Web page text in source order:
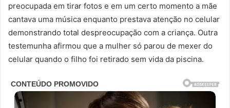
preocupada em tirar fotos e em um certo momento a mãe
cantava uma música enquanto prestava atenção no celular
demonstrando total despreocupação com a criança. Outra
testemunha afirmou que a mulher só parou de mexer do
celular quando o filho foi retirado sem vida da piscina.